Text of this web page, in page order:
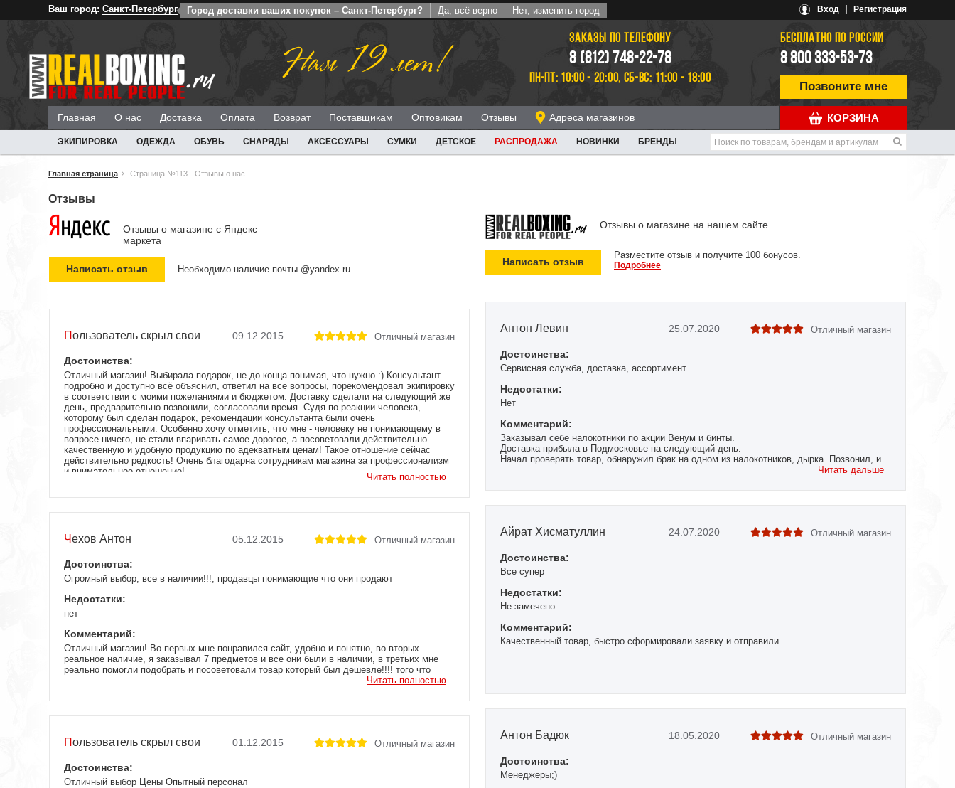
Ваш город: Санкт-Петербург Город доставки ваших покупок – Санкт-Петербург? Да, всё верно Нет, изменить город Вход Регистрация
Нам 19 лет! ЗАКАЗЫ ПО ТЕЛЕФОНУ
8 (812) 748-22-78
ПН-ПТ: 10:00 - 20:00, СБ-ВС: 11:00 - 18:00
БЕСПЛАТНО ПО РОССИИ
8 800 333-53-73
Позвоните мне
КОРЗИНА
Главная О нас Доставка Оплата Возврат Поставщикам Оптовикам Отзывы Адреса магазинов
ЭКИПИРОВКА ОДЕЖДА ОБУВЬ СНАРЯДЫ АКСЕССУАРЫ СУМКИ ДЕТСКОЕ РАСПРОДАЖА НОВИНКИ БРЕНДЫ
Главная страница Страница №113 - Отзывы о нас
Отзывы
Отзывы о магазине c Яндекс
маркета
Необходимо наличие почты @yandex.ru
Пользователь скрыл свои
данные
09.12.2015 Отличный магазин
Достоинства:
Отличный магазин! Выбирала подарок, не до конца понимая, что нужно :) Консультант
подробно и доступно всё объяснил, ответил на все вопросы, порекомендовал экипировку
в соответствии с моими пожеланиями и бюджетом. Доставку сделали на следующий же
день, предварительно позвонили, согласовали время. Судя по реакции человека,
которому был сделан подарок, рекомендации консультанта были очень
профессиональными. Особенно хочу отметить, что мне - человеку не понимающему в
вопросе ничего, не стали впаривать самое дорогое, а посоветовали действительно
качественную и удобную продукцию по адекватным ценам! Такое отношение сейчас
действительно редкость! Очень благодарна сотрудникам магазина за профессионализм
и внимательное отношение!
Читать полностью
Чехов Антон 05.12.2015 Отличный магазин
Достоинства:
Огромный выбор, все в наличии!!!, продавцы понимающие что они продают
Недостатки:
нет
Комментарий:
Отличный магазин! Во первых мне понравился сайт, удобно и понятно, во вторых
реальное наличие, я заказывал 7 предметов и все они были в наличии, в третьих мне
реально помогли подобрать и посоветовали товар который был дешевле!!!! того что
выбрал я, но мне больше подходил! (это вообще невиданно) Доставили быстро, на след.
чтобы скидку получить. Я полностью доволен. P.S. Тему с наличием не зря упомянул,
Читать полностью
Пользователь скрыл свои
данные
01.12.2015 Отличный магазин
Достоинства:
Отличный выбор Цены Опытный персонал
Отзывы о магазине на нашем сайте
Написать отзыв
Разместите отзыв и получите 100 бонусов.
Подробнее
Антон Левин 25.07.2020 Отличный магазин
Достоинства:
Сервисная служба, доставка, ассортимент.
Недостатки:
Нет
Комментарий:
Заказывал себе налокотники по акции Венум и бинты.
Доставка прибыла в Подмосковье на следующий день.
Начал проверять товар, обнаружил брак на одном из налокотников, дырка. Позвонил, и
выслал фото товара на вацап. Сразу же сообщили, что на следующий день товар
Доставка выше всяких похвал, все оперативно привезли и обменяли.
Коллективу магазина огромный Респект!
Читать дальше
Айрат Хисматуллин 24.07.2020 Отличный магазин
Достоинства:
Все супер
Недостатки:
Не замечено
Комментарий:
Качественный товар, быстро сформировали заявку и отправили
Антон Бадюк 18.05.2020 Отличный магазин
Достоинства:
Менеджеры;)